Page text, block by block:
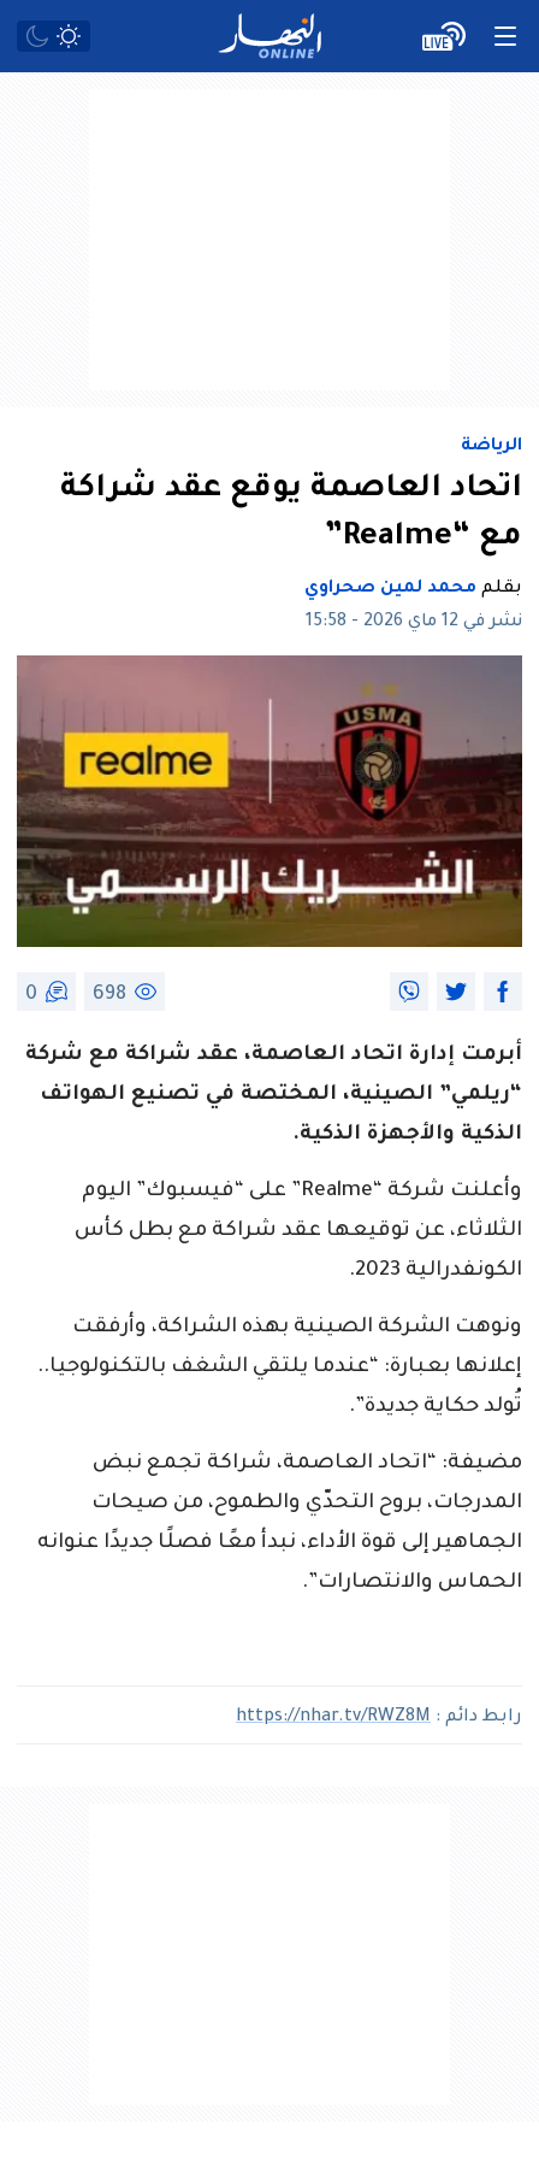
الرياضة
اتحاد العاصمة يوقع عقد شراكة
مع “Realme”
بقلم محمد لمين صحراوي
نشر في 12 ماي 2026 - 15:58
698
0
أبرمت إدارة اتحاد العاصمة، عقد شراكة مع شركة
“ريلمي” الصينية، المختصة في تصنيع الهواتف
الذكية والأجهزة الذكية.
وأعلنت شركة “Realme” على “فيسبوك” اليوم
الثلاثاء، عن توقيعها عقد شراكة مع بطل كأس
الكونفدرالية 2023.
ونوهت الشركة الصينية بهذه الشراكة، وأرفقت
إعلانها بعبارة: “عندما يلتقي الشغف بالتكنولوجيا..
تُولد حكاية جديدة”.
مضيفة: “اتحاد العاصمة، شراكة تجمع نبض
المدرجات، بروح التحدّي والطموح، من صيحات
الجماهير إلى قوة الأداء، نبدأ معًا فصلًا جديدًا عنوانه
الحماس والانتصارات”.
رابط دائم : https://nhar.tv/RWZ8M